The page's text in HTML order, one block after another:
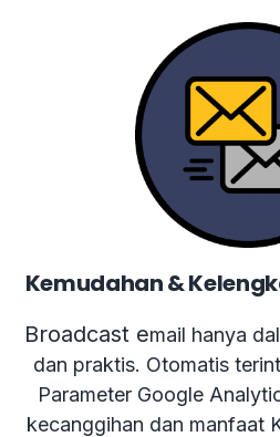
Kemudahan &
Broadcast email hanya
dan praktis. Otomatis
Parameter Google
kecanggihan dan manfaat